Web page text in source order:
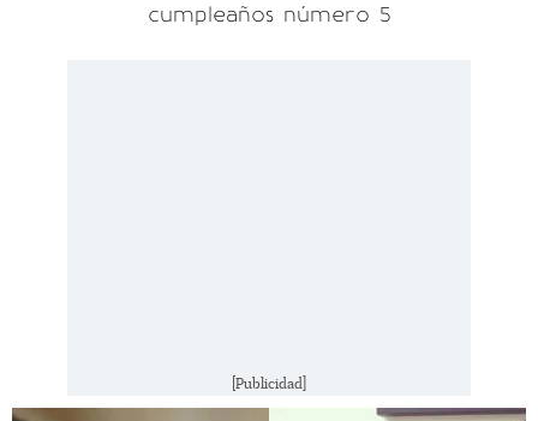
cumpleaños número 5
[Publicidad]